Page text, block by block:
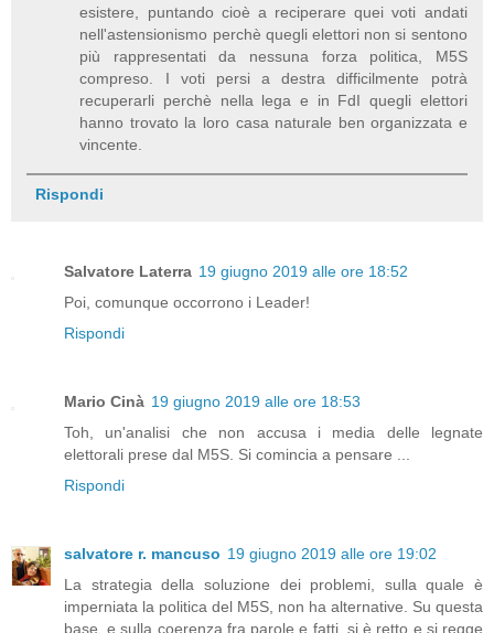
esistere, puntando cioè a reciperare quei voti andati
nell'astensionismo perchè quegli elettori non si sentono
più rappresentati da nessuna forza politica, M5S
compreso. I voti persi a destra difficilmente potrà
recuperarli perchè nella lega e in FdI quegli elettori
hanno trovato la loro casa naturale ben organizzata e
vincente.
Rispondi
Salvatore Laterra 19 giugno 2019 alle ore 18:52
Poi, comunque occorrono i Leader!
Rispondi
Mario Cinà 19 giugno 2019 alle ore 18:53
Toh, un'analisi che non accusa i media delle legnate
elettorali prese dal M5S. Si comincia a pensare ...
Rispondi
salvatore r. mancuso 19 giugno 2019 alle ore 19:02
La strategia della soluzione dei problemi, sulla quale è
imperniata la politica del M5S, non ha alternative. Su questa
base, e sulla coerenza fra parole e fatti, si è retto e si regge